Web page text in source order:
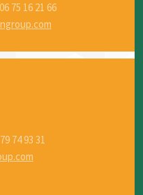
75 16 21 66
74 93 31